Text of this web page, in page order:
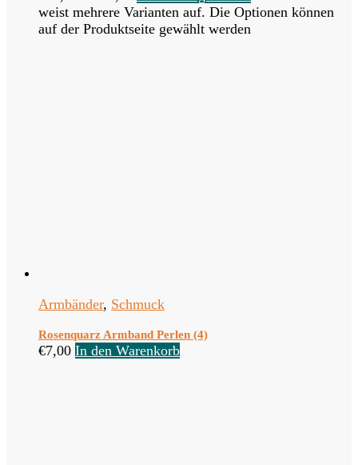
weist mehrere Varianten auf. Die Optionen können
auf der Produktseite gewählt werden
Armbänder, Schmuck
Rosenquarz Armband Perlen (4)
€7,00 In den Warenkorb